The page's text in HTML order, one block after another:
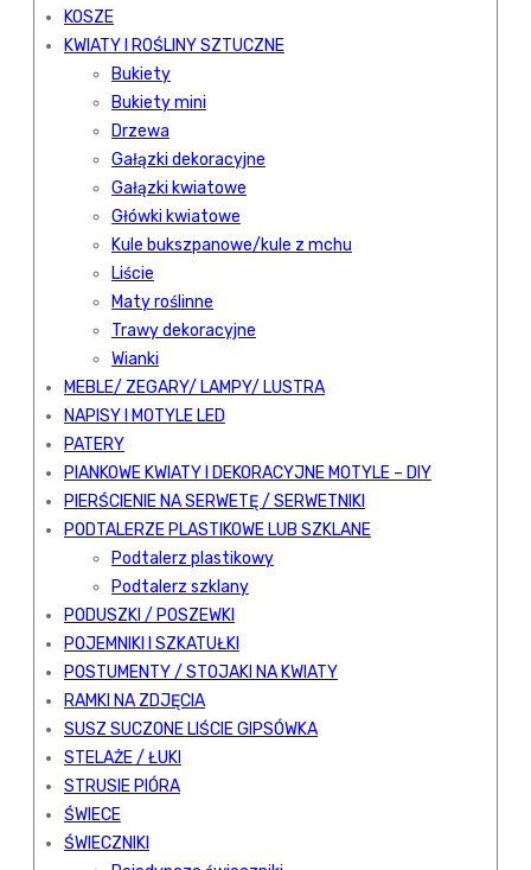
KOSZE
KWIATY I ROŚLINY SZTUCZNE
Bukiety
Bukiety mini
Drzewa
Gałązki dekoracyjne
Gałązki kwiatowe
Główki kwiatowe
Kule bukszpanowe/kule z mchu
Liście
Maty roślinne
Trawy dekoracyjne
Wianki
MEBLE/ ZEGARY/ LAMPY/ LUSTRA
NAPISY I MOTYLE LED
PATERY
PIANKOWE KWIATY I DEKORACYJNE MOTYLE – DIY
PIERŚCIENIE NA SERWETĘ / SERWETNIKI
PODTALERZE PLASTIKOWE LUB SZKLANE
Podtalerz plastikowy
Podtalerz szklany
PODUSZKI / POSZEWKI
POJEMNIKI I SZKATUŁKI
POSTUMENTY / STOJAKI NA KWIATY
RAMKI NA ZDJĘCIA
SUSZ SUCZONE LIŚCIE GIPSÓWKA
STELAŻE / ŁUKI
STRUSIE PIÓRA
ŚWIECE
ŚWIECZNIKI